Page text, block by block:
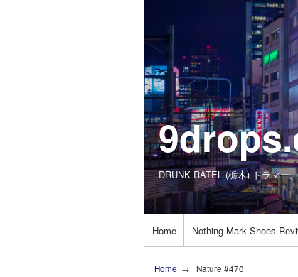
DRUNK RATEL (栃木) ドラマー
Home Nothing Mark Shoes
Home Nature #470